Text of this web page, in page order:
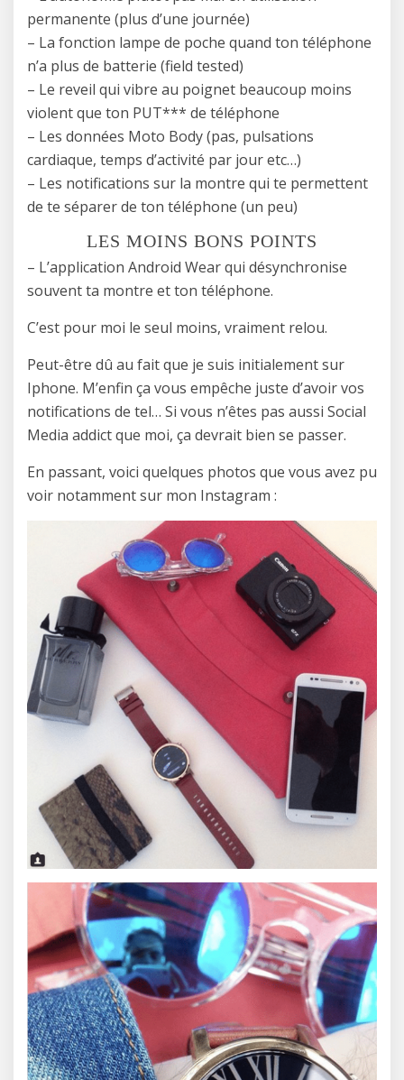
permanente (plus d’une journée)
– La fonction lampe de poche quand ton téléphone
n’a plus de batterie (field tested)
– Le reveil qui vibre au poignet beaucoup moins
violent que ton PUT*** de téléphone
– Les données Moto Body (pas, pulsations
cardiaque, temps d’activité par jour etc…)
– Les notifications sur la montre qui te permettent
de te séparer de ton téléphone (un peu)
LES MOINS BONS POINTS
– L’application Android Wear qui désynchronise
souvent ta montre et ton téléphone.
C’est pour moi le seul moins, vraiment relou.
Peut-être dû au fait que je suis initialement sur
Iphone. M’enfin ça vous empêche juste d’avoir vos
notifications de tel… Si vous n’êtes pas aussi Social
Media addict que moi, ça devrait bien se passer.
En passant, voici quelques photos que vous avez pu
voir notamment sur mon Instagram :